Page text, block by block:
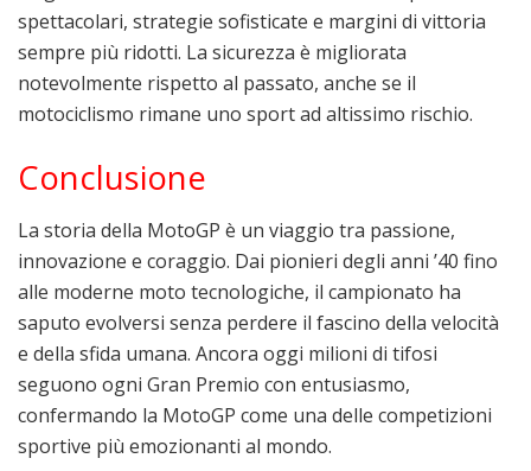
spettacolari, strategie sofisticate e margini di vittoria
sempre più ridotti. La sicurezza è migliorata
notevolmente rispetto al passato, anche se il
motociclismo rimane uno sport ad altissimo rischio.
Conclusione
La storia della MotoGP è un viaggio tra passione,
innovazione e coraggio. Dai pionieri degli anni ’40 fino
alle moderne moto tecnologiche, il campionato ha
saputo evolversi senza perdere il fascino della velocità
e della sfida umana. Ancora oggi milioni di tifosi
seguono ogni Gran Premio con entusiasmo,
confermando la MotoGP come una delle competizioni
sportive più emozionanti al mondo.